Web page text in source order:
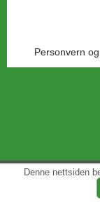
Personvern
Denne nettsiden